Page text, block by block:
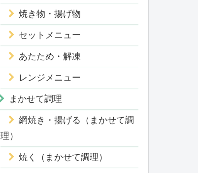
焼き物・揚げ物
セットメニュー
あたため・解凍
レンジメニュー
まかせて調理
網焼き・揚げる（まかせて調
理）
焼く（まかせて調理）